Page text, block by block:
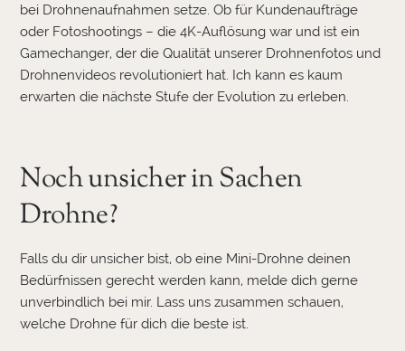
bei Drohnenaufnahmen setze. Ob für Kundenaufträge
oder Fotoshootings – die 4K-Auflösung war und ist ein
Gamechanger, der die Qualität unserer Drohnenfotos und
Drohnenvideos revolutioniert hat. Ich kann es kaum
erwarten die nächste Stufe der Evolution zu erleben.
Noch unsicher in Sachen
Drohne?
Falls du dir unsicher bist, ob eine Mini-Drohne deinen
Bedürfnissen gerecht werden kann, melde dich gerne
unverbindlich bei mir. Lass uns zusammen schauen,
welche Drohne für dich die beste ist.